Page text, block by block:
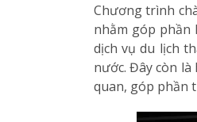
Chương trình
nhằm góp phần
dịch vụ du lịch
nước. Đây còn
quan, góp phần